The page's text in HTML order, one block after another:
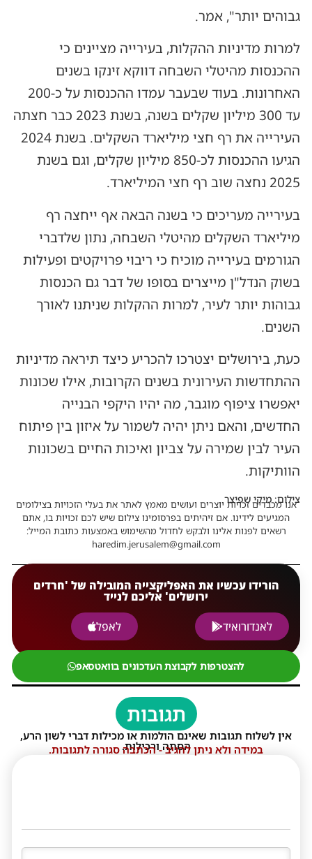
גבוהים יותר", אמר.
למרות מדיניות ההקלות, בעירייה מציינים כי
ההכנסות מהיטלי השבחה דווקא זינקו בשנים
האחרונות. בעוד שבעבר עמדו ההכנסות על כ-200
עד 300 מיליון שקלים בשנה, בשנת 2023 כבר חצתה
העירייה את רף חצי מיליארד השקלים. בשנת 2024
הגיעו ההכנסות לכ-850 מיליון שקלים, וגם בשנת
2025 נחצה שוב רף חצי המיליארד.
בעירייה מעריכים כי בשנה הבאה אף ייחצה רף
מיליארד השקלים מהיטלי השבחה, נתון שלדברי
הגורמים בעירייה מוכיח כי ריבוי פרויקטים ופעילות
בשוק הנדל"ן מייצרים בסופו של דבר גם הכנסות
גבוהות יותר לעיר, למרות ההקלות שניתנו לאורך
השנים.
כעת, בירושלים יצטרכו להכריע כיצד תיראה מדיניות
ההתחדשות העירונית בשנים הקרובות, אילו שכונות
יאפשרו ציפוף מוגבר, מה יהיו היקפי הבנייה
החדשים, והאם ניתן יהיה לשמור על איזון בין פיתוח
העיר לבין שמירה על צביון ואיכות החיים בשכונות
הוותיקות.
צילום: מיקי שפיצר
אנו מכבדים זכויות יוצרים ועושים מאמץ לאתר את בעלי הזכויות בצילומים
המגיעים לידינו. אם זיהיתים בפרסומינו צילום שיש לכם זכויות בו, אתם
רשאים לפנות אלינו ולבקש לחדול מהשימוש באמצעות כתובת המייל:
haredim.jerusalem@gmail.com
הורידו עכשיו את האפליקצייה המובילה של 'חרדים
ירושלים' אליכם לנייד
לאנדורואיד
לאפל
להצטרפות לקבוצת העדכונים בוואטסאפ
תגובות
אין לשלוח תגובות שאינם הולמות או מכילות דברי לשון הרע,
הסתה ורכילות.
במידה ולא ניתן להגיב - הכתבה סגורה לתגובות.